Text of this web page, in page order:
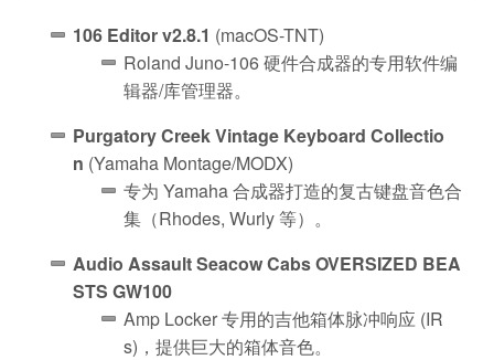
106 Editor v2.8.1 (macOS-TNT)
Roland Juno-106 硬件合成器的专用软件编
辑器/库管理器。
Purgatory Creek Vintage Keyboard Collectio
n (Yamaha Montage/MODX)
专为 Yamaha 合成器打造的复古键盘音色合
集（Rhodes, Wurly 等）。
Audio Assault Seacow Cabs OVERSIZED BEA
STS GW100
Amp Locker 专用的吉他箱体脉冲响应 (IR
s)，提供巨大的箱体音色。